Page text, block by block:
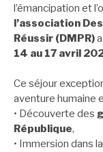
l’émancipation et
l’association
Réussir (DMPR)
14 au 17 avril
Ce séjour
aventure humaine
• Découverte des
République,
• Immersion dans